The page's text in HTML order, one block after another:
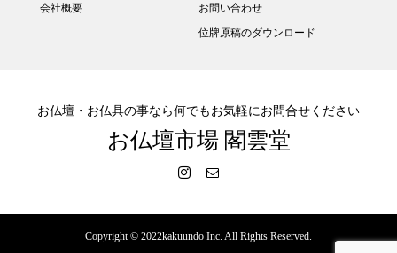
会社概要
お問い合わせ
位牌原稿のダウンロード
お仏壇・お仏具の事なら何でもお気軽にお問合せください
お仏壇市場 閣雲堂
Copyright © 2022kakuundo Inc. All Rights Reserved.